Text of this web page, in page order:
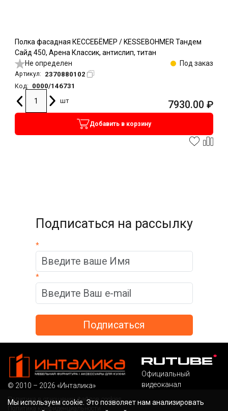
Полка фасадная КЕССЕБЁМЕР / KESSEBOHMER Тандем
Сайд 450, Арена Классик, антислип, титан
Не определен
Под заказ
Артикул: 2370880102
Код:
0000/146731
шт
7930.00 ₽
Добавить в корзину
Подписаться на рассылку
*
*
Мы используем cookie. Это позволяет нам анализировать
© 2010 – 2026 «Инталика»
Политика в отношении файлов cookies
Политика конфиденциальности
Официальный
видеоканал